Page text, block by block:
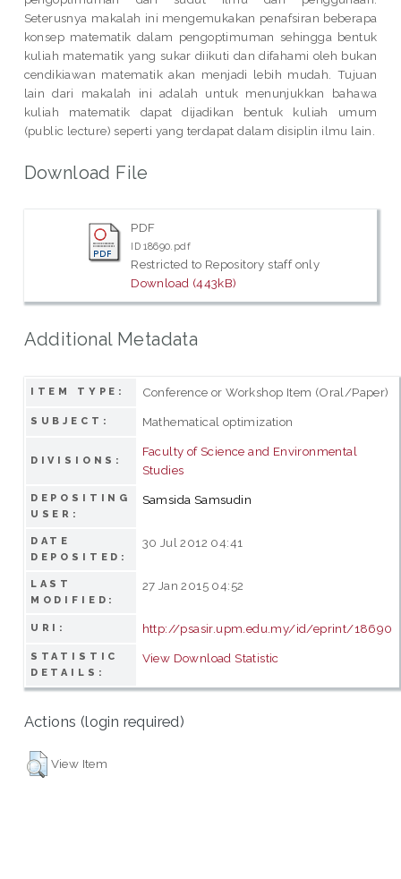
Seterusnya makalah ini mengemukakan penafsiran beberapa
konsep matematik dalam pengoptimuman sehingga bentuk
kuliah matematik yang sukar diikuti dan difahami oleh bukan
cendikiawan matematik akan menjadi lebih mudah. Tujuan
lain dari makalah ini adalah untuk menunjukkan bahawa
kuliah matematik dapat dijadikan bentuk kuliah umum
(public lecture) seperti yang terdapat dalam disiplin ilmu lain.
Download File
PDF
ID 18690.pdf
Restricted to Repository staff only
Download (443kB)
Additional Metadata
ITEM TYPE: Conference or Workshop Item (Oral/Paper)
SUBJECT: Mathematical optimization
DIVISIONS:
Faculty of Science and Environmental
Studies
DEPOSITING
USER:
Samsida Samsudin
DATE
DEPOSITED:
30 Jul 2012 04:41
LAST
MODIFIED:
27 Jan 2015 04:52
URI: http://psasir.upm.edu.my/id/eprint/18690
STATISTIC
DETAILS:
View Download Statistic
Actions (login required)
View Item